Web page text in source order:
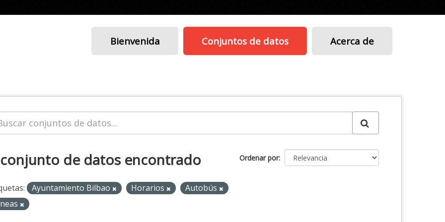
Bienvenida Conjuntos de datos Acerca de
Ordenar por
de datos encontrado
Ayuntamiento Bilbao Horarios
Autobús